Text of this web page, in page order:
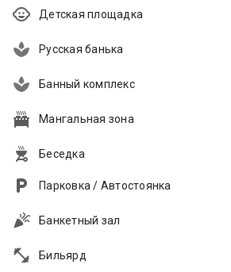
Детская площадка
Русская банька
Банный комплекс
Мангальная зона
Беседка
Парковка / Автостоянка
Банкетный зал
Бильярд